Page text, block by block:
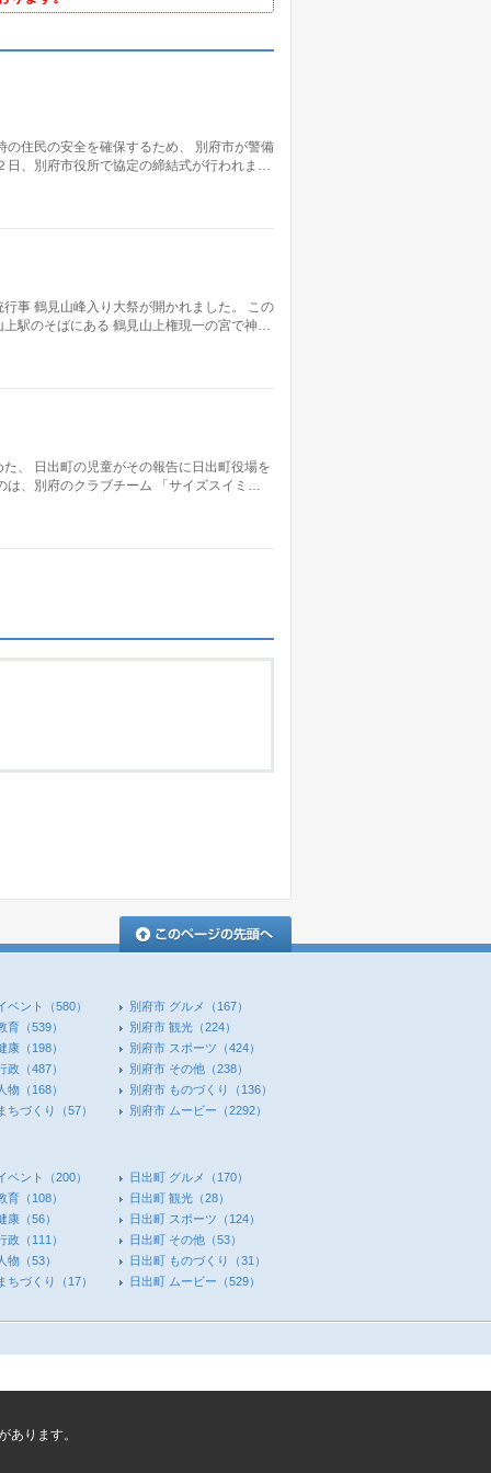
住民の安全を確保するため、 別府市が警備
日、別府市役所で協定の締結式が行われま…
事 鶴見山峰入り大祭が開かれました。 この
駅のそばにある 鶴見山上権現一の宮で神…
、 日出町の児童がその報告に日出町役場を
は、別府のクラブチーム 「サイズスイミ…
ベント （580） 別府市 グルメ
（167）
育 （539） 別府市 観光 （224）
康 （198） 別府市 スポーツ （424）
政 （487） 別府市 その他 （238）
物 （168） 別府市 ものづくり
（136）
ちづくり （57） 別府市 ムービー （2292）
ベント （200） 日出町 グルメ
（170）
育 （108） 日出町 観光 （28）
康 （56） 日出町 スポーツ （124）
政 （111） 日出町 その他 （53）
物 （53） 日出町 ものづくり
（31）
ちづくり （17） 日出町 ムービー （529）
あります。